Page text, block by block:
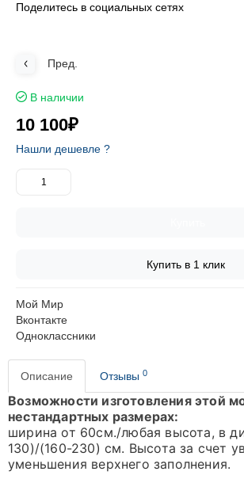
Поделитесь в социальных сетях
Пред.
В наличии
10 100₽
Нашли дешевле ?
Купить в 1 клик
Мой Мир
Вконтакте
Одноклассники
Описание Отзывы 0
Возможности изготовления этой
нестандартных размерах:
ширина от 60см./любая высота, в
130)/(160-230) см. Высота за счет
уменьшения верхнего заполнения.